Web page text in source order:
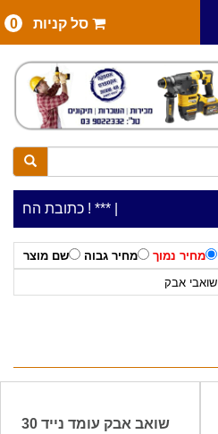
סל קניות 0
***כתובת החנות: רח' המלאכה 2, ביתן 8 ***כלי עבודה להשכרה בתעריף יומי משתלם ! ***
מחיר נמוך מחיר גבוה
שם מוצר
שואבי אבק
שואב אבק עומד נייד 30